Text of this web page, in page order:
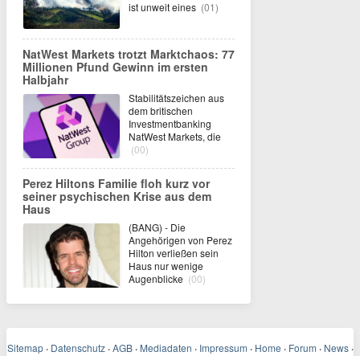
ist unweit eines (01)
NatWest Markets trotzt Marktchaos: 77
Millionen Pfund Gewinn im ersten
Halbjahr
Stabilitätszeichen aus
dem britischen
Investmentbanking
NatWest Markets, die
(00)
Perez Hiltons Familie floh kurz vor
seiner psychischen Krise aus dem
Haus
(BANG) - Die
Angehörigen von Perez
Hilton verließen sein
Haus nur wenige
Augenblicke (00)
Sitemap · Datenschutz · AGB · Mediadaten · Impressum · Home · Forum · News ·